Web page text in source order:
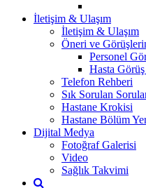
İletişim & Ulaşım
İletişim & Ulaşım
Öneri ve
Personel
Hasta
Telefon Rehberi
Sık Sorulan
Hastane Krokisi
Hastane Bölüm
Dijital Medya
Fotoğraf Galerisi
Video
Sağlık Takvimi